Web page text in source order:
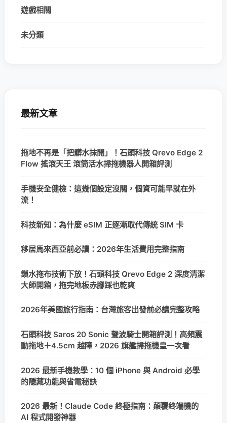
遊戲相關
未分類
最新文章
拖地不再是「把髒水抹開」！石頭科技 Qrevo Edge 2
Flow 搖滾天王 滾筒活水掃拖機器人開箱評測
手機安全健檢：這幾個設定沒關，個資可能早就在外
流！
科技新知：為什麼 eSIM 正逐漸取代傳統 SIM 卡
移居馬來西亞前必讀：2026年生活費用完整指南
鎖水拖布技術下放！石頭科技 Qrevo Edge 2 深度清潔
大師開箱，拖完地板赤腳踩也乾爽
2026年美國旅行指南：台灣旅客出發前必讀完整攻略
石頭科技 Saros 20 Sonic 聲波騎士開箱評測！高頻震
動拖地＋4.5cm 越障，2026 旗艦掃拖機皇一次看
2026 最新手機教學：10 個 iPhone 與 Android 必學
的隱藏功能與省電秘訣
2026 最新！Claude Code 終極指南：顛覆終端機的
AI 程式開發神器